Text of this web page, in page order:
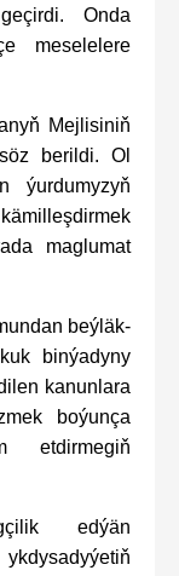
Onda
meselelere
Mejlisiniň
berildi. Ol
ýurdumyzyň
maglumat
beýläk-
binýadyny
kanunlara
boýunça
etdirmegiň
e­dýän